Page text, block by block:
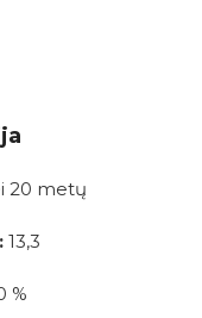
20 metų
13,3
%